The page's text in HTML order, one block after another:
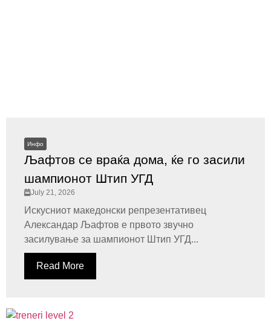
Инфо
Љафтов се враќа дома, ќе го засили
шампионот Штип УГД
July 21, 2026
Искусниот македонски репрезентативец
Александар Љафтов е првото звучно
засилување за шампионот Штип УГД...
Read More